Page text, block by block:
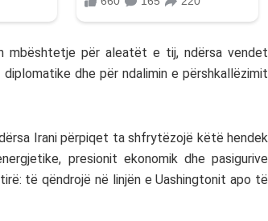
mbështetje për aleatët e tij, ndërsa vendet
dhe për ndalimin e përshkallëzimit
Irani përpiqet ta shfrytëzojë këtë hendek
presionit ekonomik dhe pasigurive
të qëndrojë në linjën e Uashingtonit apo të